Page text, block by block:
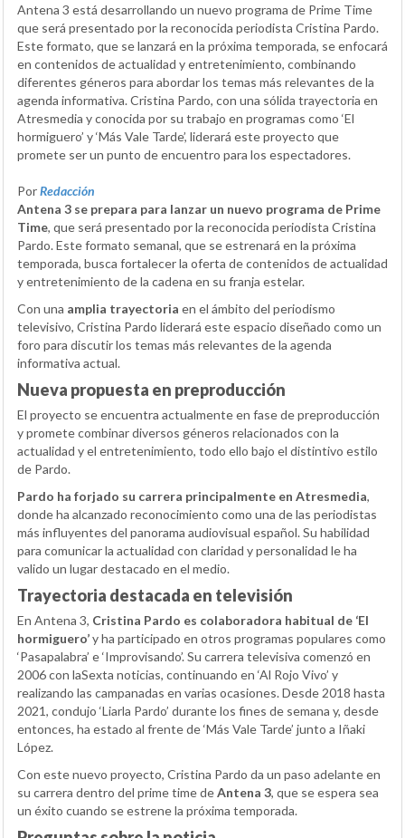
Antena 3 está desarrollando un nuevo programa de Prime Time
que será presentado por la reconocida periodista Cristina Pardo.
Este formato, que se lanzará en la próxima temporada, se enfocará
en contenidos de actualidad y entretenimiento, combinando
diferentes géneros para abordar los temas más relevantes de la
agenda informativa. Cristina Pardo, con una sólida trayectoria en
Atresmedia y conocida por su trabajo en programas como ‘El
hormiguero’ y ‘Más Vale Tarde’, liderará este proyecto que
promete ser un punto de encuentro para los espectadores.
PorRedacción
Antena 3 se prepara para lanzar un nuevo programa de Prime
Time, que será presentado por la reconocida periodista Cristina
Pardo. Este formato semanal, que se estrenará en la próxima
temporada, busca fortalecer la oferta de contenidos de actualidad
y entretenimiento de la cadena en su franja estelar.
Con una amplia trayectoria en el ámbito del periodismo
televisivo, Cristina Pardo liderará este espacio diseñado como un
foro para discutir los temas más relevantes de la agenda
informativa actual.
Nueva propuesta en preproducción
El proyecto se encuentra actualmente en fase de preproducción
y promete combinar diversos géneros relacionados con la
actualidad y el entretenimiento, todo ello bajo el distintivo estilo
de Pardo.
Pardo ha forjado su carrera principalmente en Atresmedia,
donde ha alcanzado reconocimiento como una de las periodistas
más influyentes del panorama audiovisual español. Su habilidad
para comunicar la actualidad con claridad y personalidad le ha
valido un lugar destacado en el medio.
Trayectoria destacada en televisión
En Antena 3, Cristina Pardo es colaboradora habitual de ‘El
hormiguero’y ha participado en otros programas populares como
‘Pasapalabra’ e ‘Improvisando’. Su carrera televisiva comenzó en
2006 con laSexta noticias, continuando en ‘Al Rojo Vivo’ y
realizando las campanadas en varias ocasiones. Desde 2018 hasta
2021, condujo ‘Liarla Pardo’ durante los fines de semana y, desde
entonces, ha estado al frente de ‘Más Vale Tarde’ junto a Iñaki
López.
Con este nuevo proyecto, Cristina Pardo da un paso adelante en
su carrera dentro del prime time deAntena 3, que se espera sea
un éxito cuando se estrene la próxima temporada.